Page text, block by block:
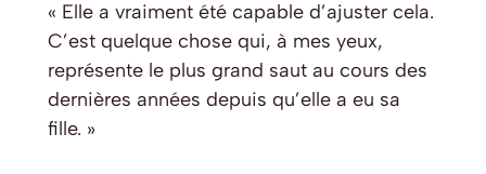
« Elle a vraiment été capable d’ajuster cela.
C’est quelque chose qui, à mes yeux,
représente le plus grand saut au cours des
dernières années depuis qu’elle a eu sa
fille. »